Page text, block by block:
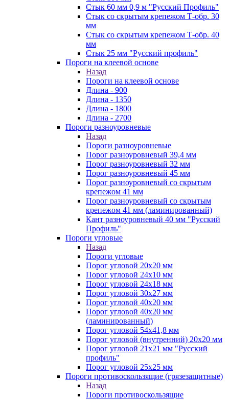
Стык 60 мм 0,9 м "Русский Профиль"
Стык со скрытым крепежом Т-обр. 30
мм
Стык со скрытым крепежом Т-обр. 40
мм
Стык 25 мм "Русский профиль"
Пороги на клеевой основе
Назад
Пороги на клеевой основе
Длина - 900
Длина - 1350
Длина - 1800
Длина - 2700
Пороги разноуровневые
Назад
Пороги разноуровневые
Порог разноуровневый 39,4 мм
Порог разноуровневый 32 мм
Порог разноуровневый 45 мм
Порог разноуровневый со скрытым
крепежом 41 мм
Порог разноуровневый со скрытым
крепежом 41 мм (ламинированный)
Кант разноуровневый 40 мм "Русский
Профиль"
Пороги угловые
Назад
Пороги угловые
Порог угловой 20х20 мм
Порог угловой 24х10 мм
Порог угловой 24х18 мм
Порог угловой 30х27 мм
Порог угловой 40х20 мм
Порог угловой 40х20 мм
(ламинированный)
Порог угловой 54х41,8 мм
Порог угловой (внутренний) 20х20 мм
Порог угловой 21х21 мм "Русский
профиль"
Порог угловой 25х25 мм
Пороги противоскользящие (грязезащитные)
Назад
Пороги противоскользящие